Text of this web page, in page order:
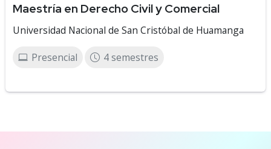
Maestría en Derecho Civil y Comercial
Universidad Nacional de San Cristóbal de Huamanga
Presencial 4 semestres